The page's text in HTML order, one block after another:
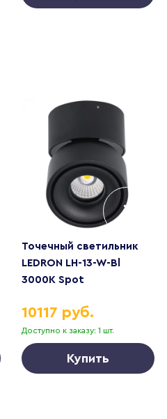
Точечный светильник
LEDRON LH-13-W-Bl
3000K Spot
Доступно к заказу: 1 шт.
10117 руб.
Купить